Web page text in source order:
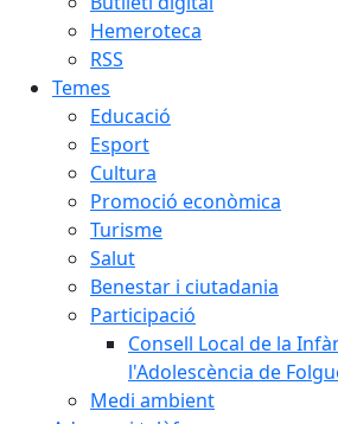
Hemeroteca
RSS
Temes
Educació
Esport
Cultura
Promoció econòmica
Turisme
Salut
Benestar i ciutadania
Participació
Consell Local de la
l'Adolescència de
Medi ambient